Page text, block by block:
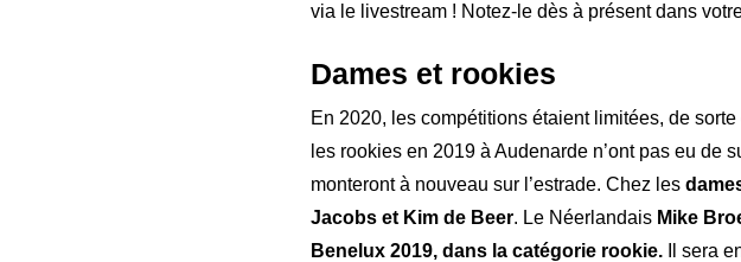
via le livestream ! Notez-le dès à présent dans
Dames et rookies
En 2020, les compétitions étaient limitées, de
les rookies en 2019 à Audenarde n’ont pas eu de
monteront à nouveau sur l’estrade. Chez les
Jacobs et Kim de Beer. Le Néerlandais Mike
Benelux 2019, dans la catégorie rookie.
Il sera